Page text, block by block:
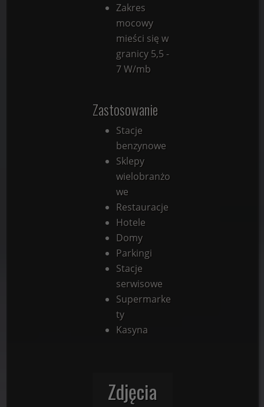
Zakres
mocowy
mieści się w
granicy 5,5 -
7 W/mb
Zastosowanie
Stacje
benzynowe
Sklepy
wielobranżo
we
Restauracje
Hotele
Domy
Parkingi
Stacje
serwisowe
Supermarke
ty
Kasyna
Zdjęcia